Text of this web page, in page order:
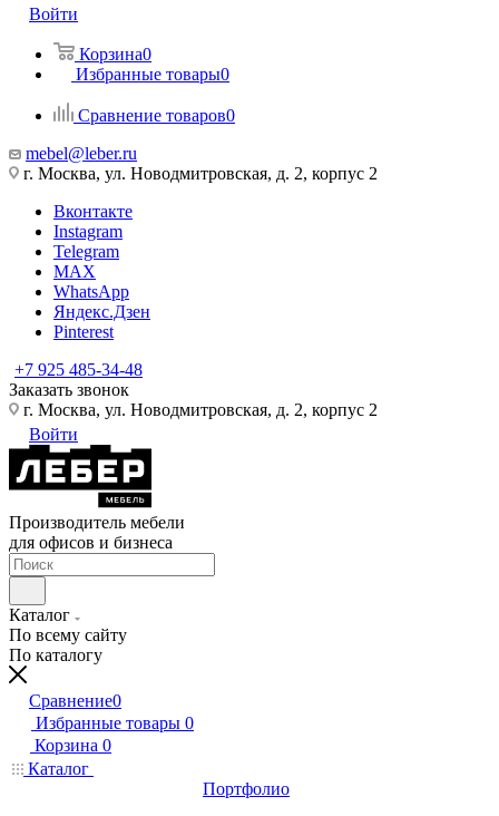
Войти
Корзина0
Избранные товары0
Сравнение товаров0
mebel@leber.ru
г. Москва, ул. Новодмитровская, д. 2, корпус 2
Вконтакте
Instagram
Telegram
MAX
WhatsApp
Яндекс.Дзен
Pinterest
+7 925 485-34-48
Заказать звонок
г. Москва, ул. Новодмитровская, д. 2, корпус 2
Войти
Производитель мебели
для офисов и бизнеса
Каталог
По всему сайту
По каталогу
Сравнение0
Избранные товары 0
Корзина 0
Каталог
Портфолио